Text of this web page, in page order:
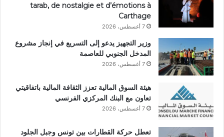
tarab, de nostalgie et d’émotions à
Carthage
7 أغسطس، 2026
وزير التجهيز يدعو إلى التسريع في إنجاز مشروع
المدخل الجنوبي للعاصمة
7 أغسطس، 2026
هيئة السوق المالية تعزز الثقافة المالية باتفاقيتي
تعاون مع البنك المركزي الفرنسي
7 أغسطس، 2026
تعطل حركة القطارات بين تونس وجبل الجلود